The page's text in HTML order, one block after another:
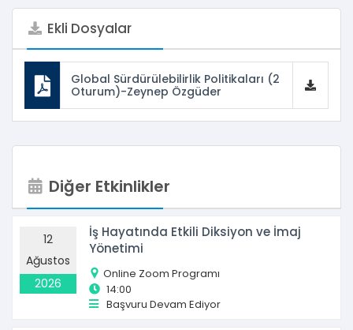
Ekli Dosyalar
Global Sürdürülebilirlik Politikaları (2
Oturum)-Zeynep Özgüder
Diğer Etkinlikler
12
Ağustos
2026
İş Hayatında Etkili Diksiyon ve İmaj
Yönetimi
Online Zoom Programı
14:00
Başvuru Devam Ediyor